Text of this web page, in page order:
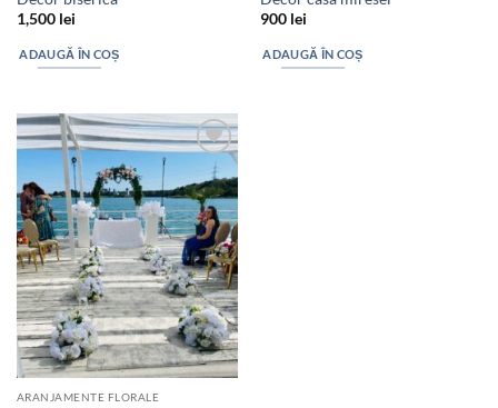
1,500 lei
ADAUGĂ ÎN COȘ
900 lei
ADAUGĂ ÎN COȘ
Add to
wishlist
ARANJAMENTE FLORALE